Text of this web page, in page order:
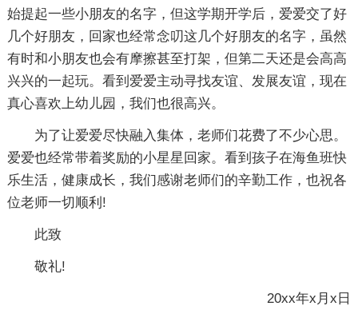
始提起一些小朋友的名字，但这学期开学后，爱爱交了好
几个好朋友，回家也经常念叨这几个好朋友的名字，虽然
有时和小朋友也会有摩擦甚至打架，但第二天还是会高高
兴兴的一起玩。看到爱爱主动寻找友谊、发展友谊，现在
真心喜欢上幼儿园，我们也很高兴。
为了让爱爱尽快融入集体，老师们花费了不少心思。
爱爱也经常带着奖励的小星星回家。看到孩子在海鱼班快
乐生活，健康成长，我们感谢老师们的辛勤工作，也祝各
位老师一切顺利!
此致
敬礼!
20xx年x月x日